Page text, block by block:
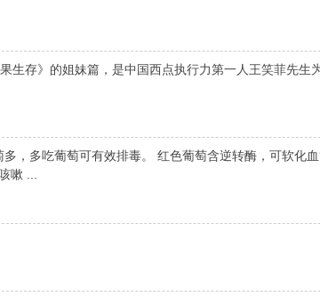
生存》的姐妹篇，是中国西点执行力第一人王笑菲先生
，多吃葡萄可有效排毒。 红色葡萄含逆转酶，可软化
嗽 ...